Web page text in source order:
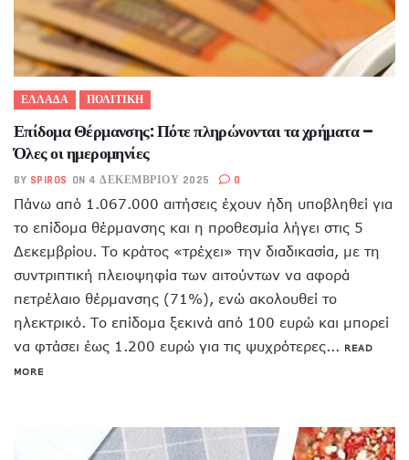
ΕΛΛΑΔΑ ΠΟΛΙΤΙΚΗ
Επίδομα Θέρμανσης: Πότε πληρώνονται τα χρήματα –
Όλες οι ημερομηνίες
BY SPIROS ON 4 ΔΕΚΕΜΒΡΊΟΥ 2025 0
Πάνω από 1.067.000 αιτήσεις έχουν ήδη υποβληθεί για
το επίδομα θέρμανσης και η προθεσμία λήγει στις 5
Δεκεμβρίου. Το κράτος «τρέχει» την διαδικασία, με τη
συντριπτική πλειοψηφία των αιτούντων να αφορά
πετρέλαιο θέρμανσης (71%), ενώ ακολουθεί το
ηλεκτρικό. Το επίδομα ξεκινά από 100 ευρώ και μπορεί
να φτάσει έως 1.200 ευρώ για τις ψυχρότερες... READ
MORE